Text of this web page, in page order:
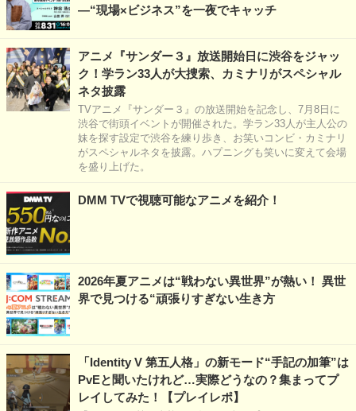
―“現場×ビジネス”を一夜でキャッチ
アニメ『サンダー３』放送開始日に渋谷をジャッ
ク！学ラン33人が大捜索、カミナリがスペシャル
ネタ披露
TVアニメ『サンダー３』の放送開始を記念し、7月8日に
渋谷で街頭イベントが開催された。学ラン33人が主人公の
妹を探す設定で渋谷を練り歩き、お笑いコンビ・カミナリ
がスペシャルネタを披露。ハプニングも笑いに変えて会場
を盛り上げた。
DMM TVで視聴可能なアニメを紹介！
2026年夏アニメは“戦わない異世界”が熱い！ 異世
界で見つける“頑張りすぎない生き方
「Identity V 第五人格」の新モード“手記の加筆”は
PvEと聞いたけれど…実際どうなの？集まってプ
レイしてみた！【プレイレポ】